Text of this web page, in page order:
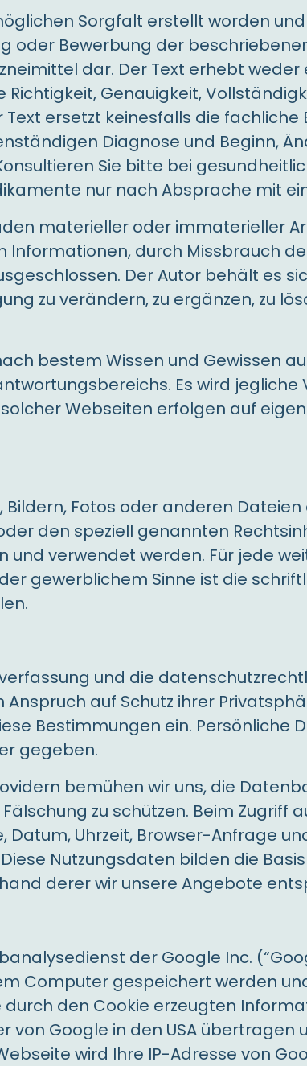
Sorgfalt erstellt worden
oder Bewerbung der
dar. Der Text erhebt weder
Genauigkeit,
ersetzt keinesfalls die fachliche
Diagnose und Beginn,
Sie bitte bei
nur nach Absprache mit
materieller oder immaterieller
Informationen, durch Missbrauch
Der Autor behält es
zu verändern, zu ergänzen, zu
bestem Wissen und Gewissen
Es wird
Webseiten erfolgen auf
Fotos oder anderen
den speziell genannten
verwendet werden. Für jede
gewerblichem Sinne ist die
und die
auf Schutz ihrer
Bestimmungen ein. Persönliche
gegeben.
bemühen wir uns, die
zu schützen. Beim Zugriff
Uhrzeit, Browser-Anfrage
Nutzungsdaten bilden die
derer wir unsere Angebote
der Google Inc.
Computer gespeichert werden
den Cookie erzeugten
von Google in den USA
wird Ihre IP-Adresse von